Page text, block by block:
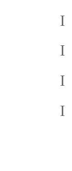
I
I
I
I